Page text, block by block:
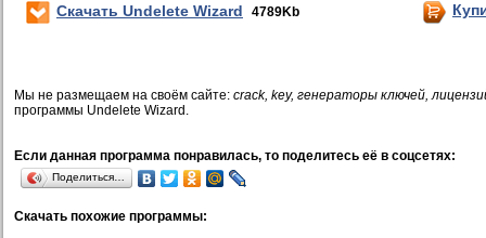
Скачать Undelete Wizard 4789Kb
Мы не размещаем на своём сайте: crack, key, генераторы ключей,
программы Undelete Wizard.
Если данная программа понравилась, то поделитесь её в соцсетях:
Поделиться…
Скачать похожие программы: